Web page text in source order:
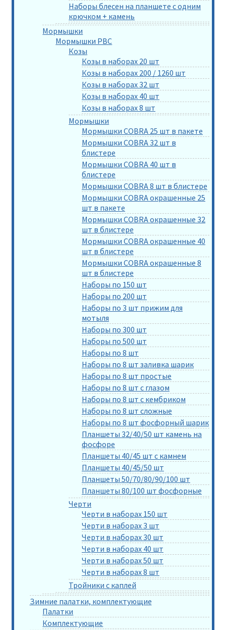
Наборы блесен на планшете с одним
крючком + камень
Мормышки
Мормышки РВС
Козы
Козы в наборах 20 шт
Козы в наборах 200 / 1260 шт
Козы в наборах 32 шт
Козы в наборах 40 шт
Козы в наборах 8 шт
Мормышки
Мормышки COBRA 25 шт в пакете
Мормышки COBRA 32 шт в
блистере
Мормышки COBRA 40 шт в
блистере
Мормышки COBRA 8 шт в блистере
Мормышки COBRA окрашенные 25
шт в пакете
Мормышки COBRA окрашенные 32
шт в блистере
Мормышки COBRA окрашенные 40
шт в блистере
Мормышки COBRA окрашенные 8
шт в блистере
Наборы по 150 шт
Наборы по 200 шт
Наборы по 3 шт прижим для
мотыля
Наборы по 300 шт
Наборы по 500 шт
Наборы по 8 шт
Наборы по 8 шт заливка шарик
Наборы по 8 шт простые
Наборы по 8 шт с глазом
Наборы по 8 шт с кембриком
Наборы по 8 шт сложные
Наборы по 8 шт фосфорный шарик
Планшеты 32/40/50 шт камень на
фосфоре
Планшеты 40/45 шт с камнем
Планшеты 40/45/50 шт
Планшеты 50/70/80/90/100 шт
Планшеты 80/100 шт фосфорные
Черти
Черти в наборах 150 шт
Черти в наборах 3 шт
Черти в наборах 30 шт
Черти в наборах 40 шт
Черти в наборах 50 шт
Черти в наборах 8 шт
Тройники с каплей
Зимние палатки, комплектующие
Палатки
Комплектующие